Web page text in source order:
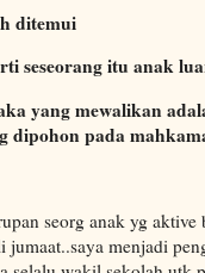
ditemui
seseorang itu anak
yang mewalikan
dipohon pada
seorg anak yg aktive
menjadi